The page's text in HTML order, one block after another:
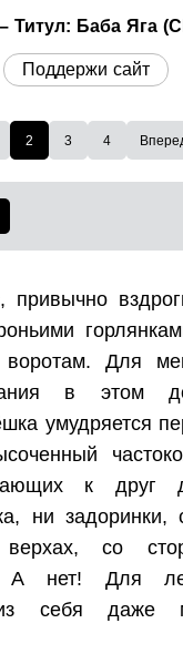
Титул: Баба Яга
Поддержи сайт
2 3 4
привычно
воротам. Для
в этом
умудряется
к друг
ни
со
А нет! Для
себя даже